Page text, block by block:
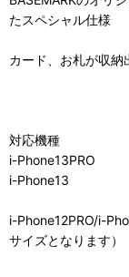
たスペシャル仕様
カード、お札が収納
対応機種
i-Phone13PRO
i-Phone13
i-Phone12PRO/i-
サイズとなります）